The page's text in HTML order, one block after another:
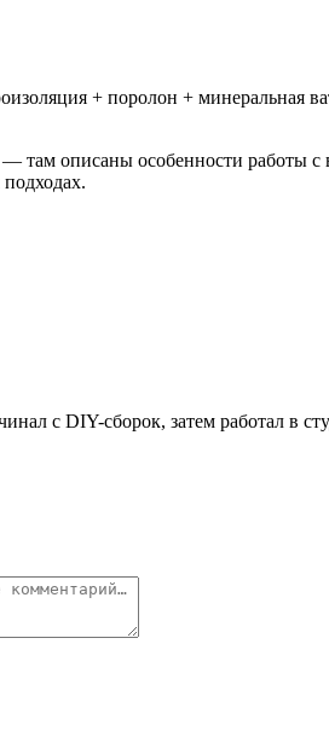
+ поролон + минеральная
— там описаны особенности работы
с DIY-сборок, затем работал в